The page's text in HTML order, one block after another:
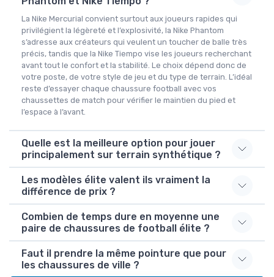
La Nike Mercurial convient surtout aux joueurs rapides qui
privilégient la légèreté et l’explosivité, la Nike Phantom
s’adresse aux créateurs qui veulent un toucher de balle très
précis, tandis que la Nike Tiempo vise les joueurs recherchant
avant tout le confort et la stabilité. Le choix dépend donc de
votre poste, de votre style de jeu et du type de terrain. L’idéal
reste d’essayer chaque chaussure football avec vos
chaussettes de match pour vérifier le maintien du pied et
l’espace à l’avant.
Quelle est la meilleure option pour jouer
principalement sur terrain synthétique ?
Les modèles élite valent ils vraiment la
différence de prix ?
Combien de temps dure en moyenne une
paire de chaussures de football élite ?
Faut il prendre la même pointure que pour
les chaussures de ville ?